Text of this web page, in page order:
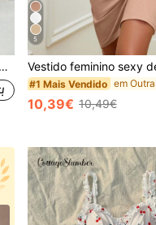
5
#1 Mais Vendido
10,39€ 10,49€